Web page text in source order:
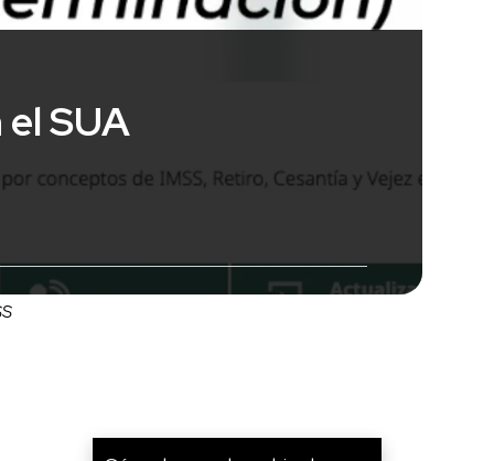
SUA